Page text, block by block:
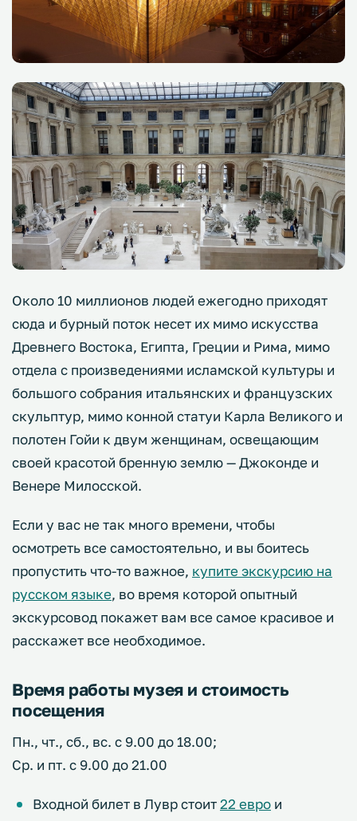
Около 10 миллионов людей ежегодно приходят
сюда и бурный поток несет их мимо искусства
Древнего Востока, Египта, Греции и Рима, мимо
отдела с произведениями исламской культуры и
большого собрания итальянских и французских
скульптур, мимо конной статуи Карла Великого и
полотен Гойи к двум женщинам, освещающим
своей красотой бренную землю — Джоконде и
Венере Милосской.
Если у вас не так много времени, чтобы
осмотреть все самостоятельно, и вы боитесь
пропустить что-то важное, купите экскурсию на
русском языке, во время которой опытный
экскурсовод покажет вам все самое красивое и
расскажет все необходимое.
Время работы музея и стоимость
посещения
Пн., чт., сб., вс. с 9.00 до 18.00;
Ср. и пт. с 9.00 до 21.00
Входной билет в Лувр стоит22 евро и